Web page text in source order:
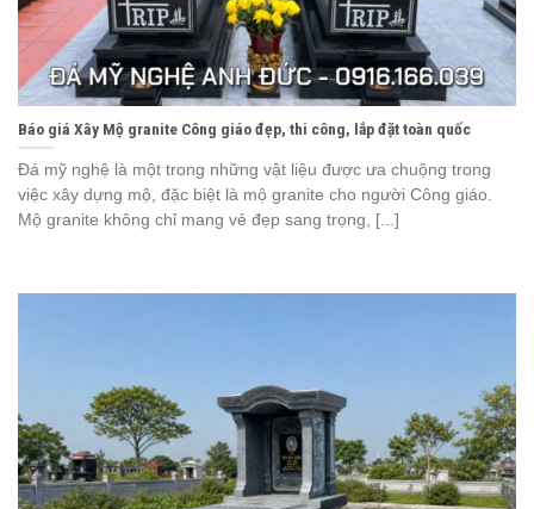
Báo giá Xây Mộ granite Công giáo đẹp, thi công, lắp đặt toàn quốc
Đá mỹ nghệ là một trong những vật liệu được ưa chuộng trong
việc xây dựng mộ, đặc biệt là mộ granite cho người Công giáo.
Mộ granite không chỉ mang vẻ đẹp sang trọng, [...]